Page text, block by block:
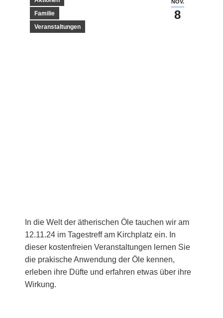
NOV.
8
Familie
Veranstaltungen
In die Welt der ätherischen Öle tauchen wir am
12.11.24 im Tagestreff am Kirchplatz ein. In
dieser kostenfreien Veranstaltungen lernen Sie
die prakische Anwendung der Öle kennen,
erleben ihre Düfte und erfahren etwas über ihre
Wirkung.